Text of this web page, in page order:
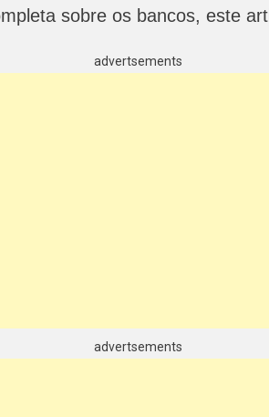
sobre os bancos, este
advertsements
advertsements